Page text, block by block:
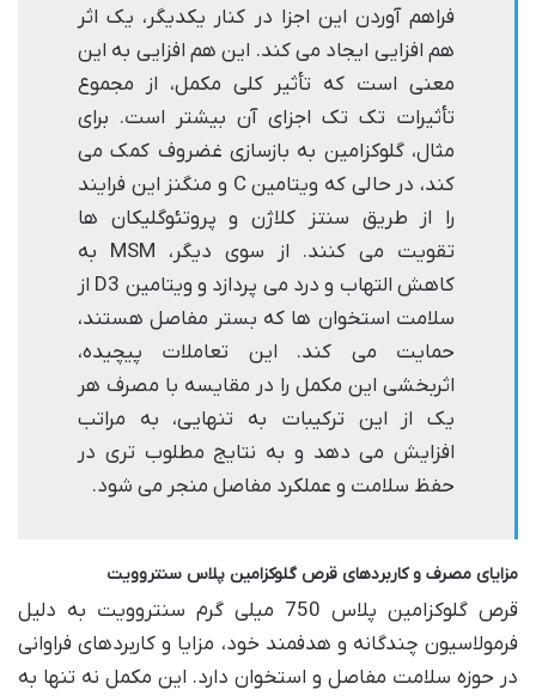
فراهم آوردن این اجزا در کنار یکدیگر، یک اثر
هم افزایی ایجاد می کند. این هم افزایی به این
معنی است که تأثیر کلی مکمل، از مجموع
تأثیرات تک تک اجزای آن بیشتر است. برای
مثال، گلوکزامین به بازسازی غضروف کمک می
کند، در حالی که ویتامین C و منگنز این فرایند
را از طریق سنتز کلاژن و پروتئوگلیکان ها
تقویت می کنند. از سوی دیگر، MSM به
کاهش التهاب و درد می پردازد و ویتامین D3 از
سلامت استخوان ها که بستر مفاصل هستند،
حمایت می کند. این تعاملات پیچیده،
اثربخشی این مکمل را در مقایسه با مصرف هر
یک از این ترکیبات به تنهایی، به مراتب
افزایش می دهد و به نتایج مطلوب تری در
حفظ سلامت و عملکرد مفاصل منجر می شود.
مزایای مصرف و کاربردهای قرص گلوکزامین پلاس سنتروویت
قرص گلوکزامین پلاس 750 میلی گرم سنتروویت به دلیل
فرمولاسیون چندگانه و هدفمند خود، مزایا و کاربردهای فراوانی
در حوزه سلامت مفاصل و استخوان دارد. این مکمل نه تنها به